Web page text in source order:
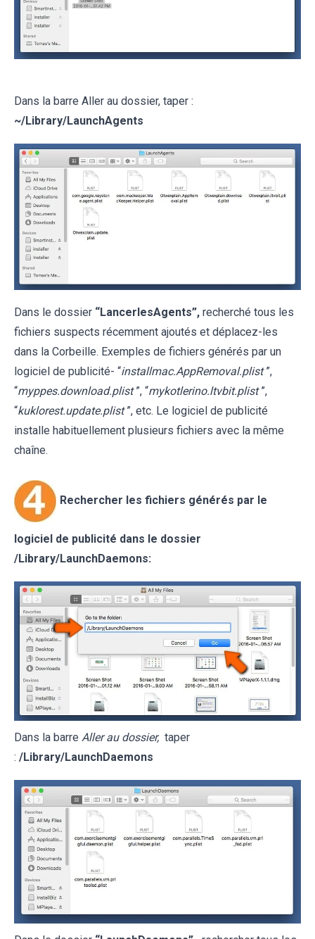
Dans la barre Aller au dossier, taper :
~/Library/LaunchAgents
Dans le dossier “LancerlesAgents”, recherché tous les
fichiers suspects récemment ajoutés et déplacez-les
dans la Corbeille. Exemples de fichiers générés par un
logiciel de publicité- “installmac.AppRemoval.plist ”,
“myppes.download.plist ”, “mykotlerino.ltvbit.plist ”,
“kuklorest.update.plist ”, etc. Le logiciel de publicité
installe habituellement plusieurs fichiers avec la même
chaîne.
Rechercher les fichiers générés par le
logiciel de publicité dans le dossier
/Library/LaunchDaemons:
Dans la barre Aller au dossier, taper
: /Library/LaunchDaemons